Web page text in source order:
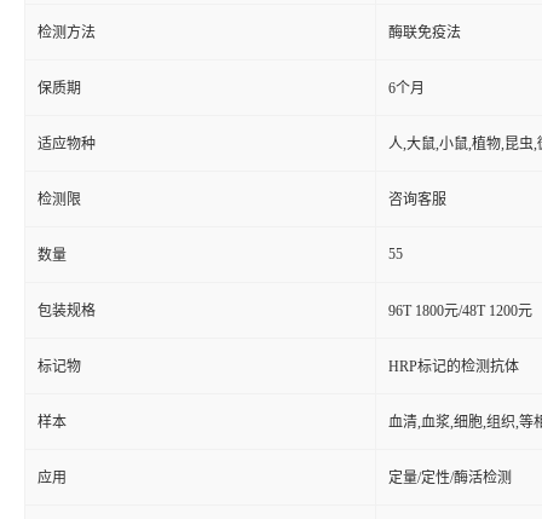
检测方法 酶联免疫法
保质期 6个月
适应物种 人,大鼠,小鼠,植物,昆虫,
检测限 咨询客服
数量 55
包装规格 96T 1800元/48T 1200元
标记物 HRP标记的检测抗体
样本 血清,血浆,细胞,组织,等
应用 定量/定性/酶活检测